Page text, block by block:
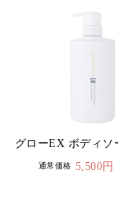
グローEX ボディソ
通常価格 5,500円